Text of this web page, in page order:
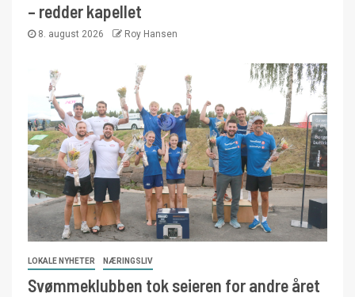
– redder kapellet
8. august 2026 Roy Hansen
LOKALE NYHETER NÆRINGSLIV
Svømmeklubben tok seieren for andre året